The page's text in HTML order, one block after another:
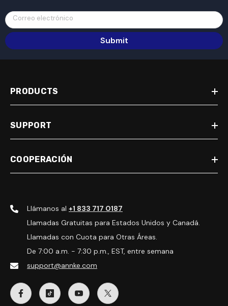
Correo electrónico
Submit
PRODUCTS
SUPPORT
COOPERACIÓN
Llámanos al +1 833 717 0187
Llamadas Gratuitas para Estados Unidos y Canadá.
Llamadas con Cuota para Otras Áreas.
De 7:00 a.m. - 7:30 p.m., EST, entre semana
support@annke.com